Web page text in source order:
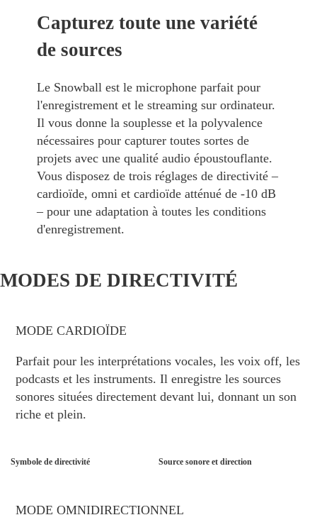
Capturez toute une variété
de sources
Le Snowball est le microphone parfait pour
l'enregistrement et le streaming sur ordinateur.
Il vous donne la souplesse et la polyvalence
nécessaires pour capturer toutes sortes de
projets avec une qualité audio époustouflante.
Vous disposez de trois réglages de directivité –
cardioïde, omni et cardioïde atténué de -10 dB
– pour une adaptation à toutes les conditions
d'enregistrement.
MODES DE DIRECTIVITÉ
MODE CARDIOÏDE
Parfait pour les interprétations vocales, les voix off, les
podcasts et les instruments. Il enregistre les sources
sonores situées directement devant lui, donnant un son
riche et plein.
Symbole de directivité Source sonore et direction
MODE OMNIDIRECTIONNEL